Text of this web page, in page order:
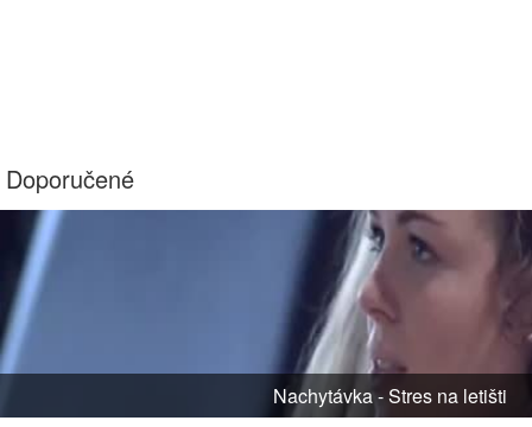
Doporučené
Nachytávka - Stres na letišti